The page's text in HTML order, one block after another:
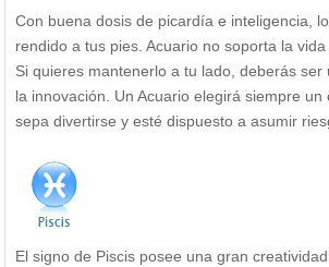
Con buena dosis de picardía e inteligencia,
rendido a tus pies. Acuario no soporta la
Si quieres mantenerlo a tu lado, deberás ser
la innovación. Un Acuario elegirá siempre un
sepa divertirse y esté dispuesto a asumir
El signo de Piscis posee una gran